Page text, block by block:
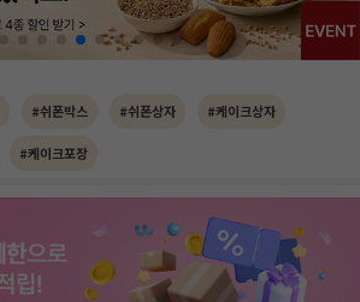
#쉬폰박스 #쉬폰상자 #케이크상자
#케이크포장